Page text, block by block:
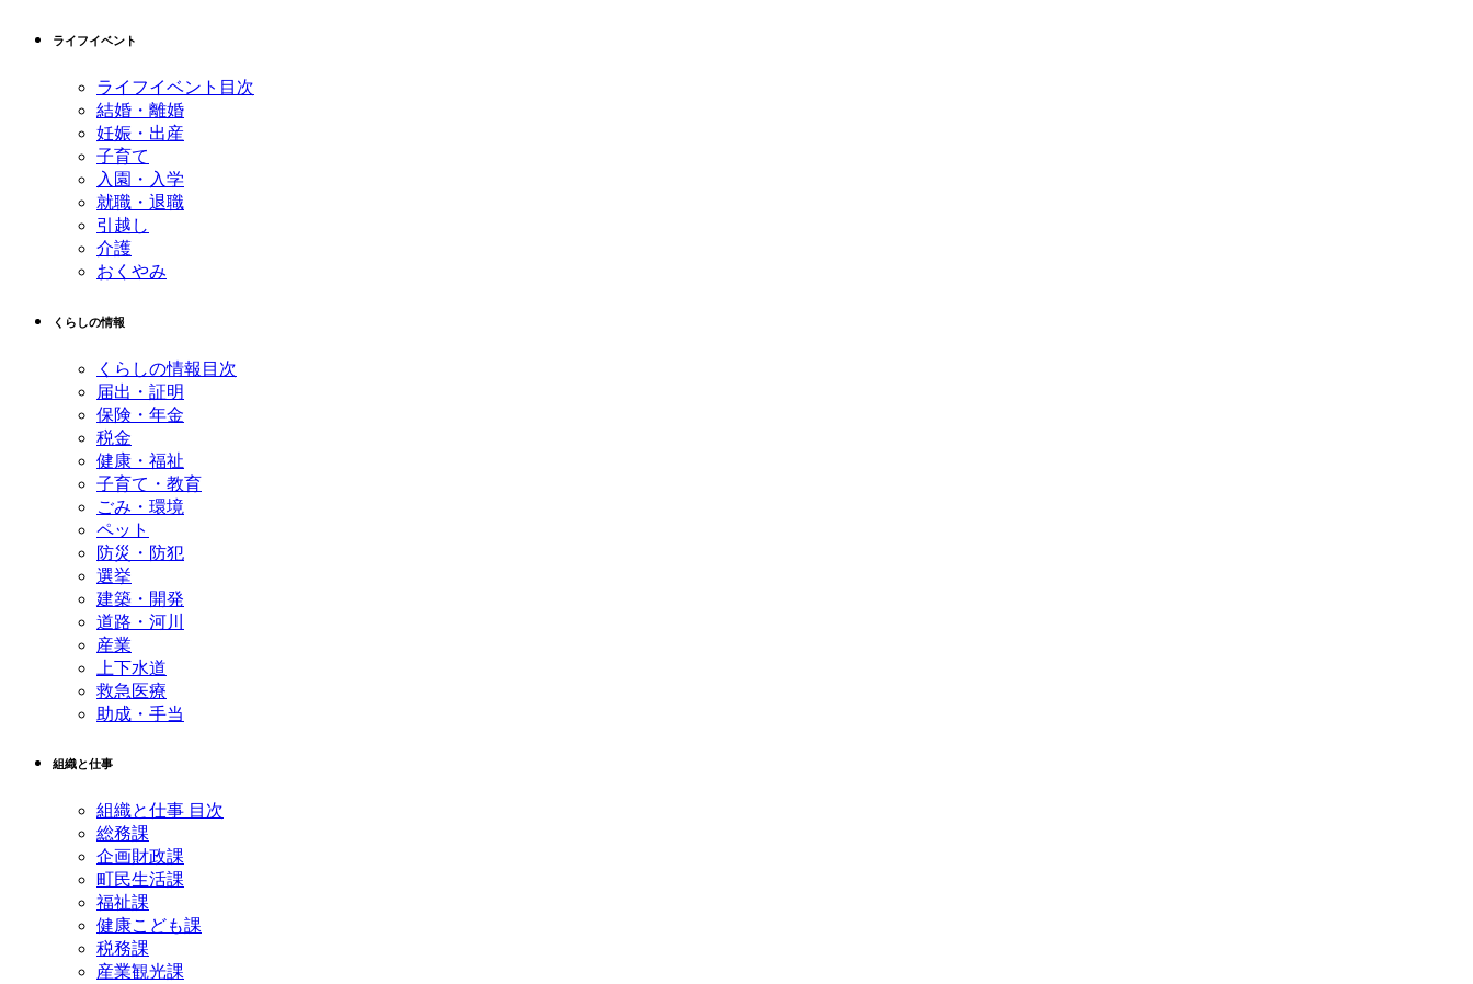
ライフイベント
ライフイベント目次
結婚・離婚
妊娠・出産
子育て
入園・入学
就職・退職
引越し
介護
おくやみ
くらしの情報
くらしの情報目次
届出・証明
保険・年金
税金
健康・福祉
子育て・教育
ごみ・環境
ペット
防災・防犯
選挙
建築・開発
道路・河川
産業
上下水道
救急医療
助成・手当
組織と仕事
組織と仕事 目次
総務課
企画財政課
町民生活課
福祉課
健康こども課
税務課
産業観光課